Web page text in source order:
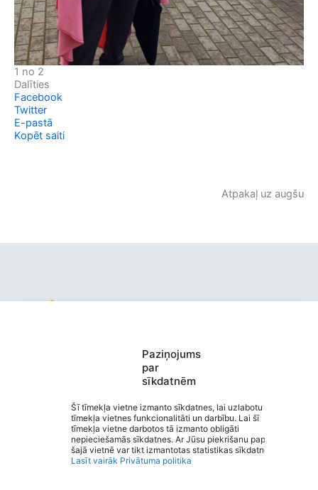
Paziņojums
par
sīkdatnēm
Šī tīmekļa vietne izmanto sīkdatnes, lai uzlabotu
tīmekļa vietnes funkcionalitāti un darbību. Lai šī
tīmekļa vietne darbotos tā izmanto obligāti
nepieciešamās sīkdatnes. Ar Jūsu piekrišanu papildus
šajā vietnē var tikt izmantotas statistikas sīkdatnes.
Lasīt vairāk Privātuma politika
1 no 2
Dalīties
Facebook
Twitter
E-pastā
Kopēt saiti
Atpakaļ uz augšu
Valmieras pirmsskolas izglītības
iestāde “Kārliena”